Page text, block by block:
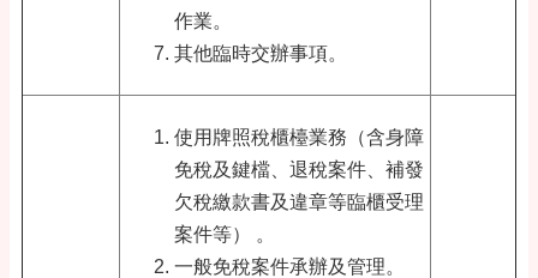
作業。
其他臨時交辦事項。
使用牌照稅櫃檯業務（含身障
免稅及鍵檔、退稅案件、補發
欠稅繳款書及違章等臨櫃受理
案件等） 。
一般免稅案件承辦及管理。